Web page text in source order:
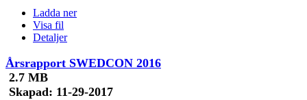
Ladda ner
Visa fil
Detaljer
Årsrapport SWEDCON 2016
2.7 MB
Skapad: 11-29-2017